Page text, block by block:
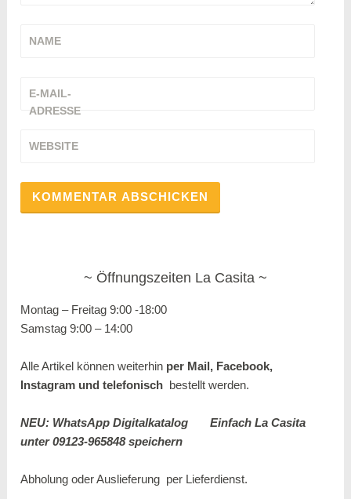
NAME
E-MAIL-
ADRESSE
WEBSITE
Öffnungszeiten La Casita
Montag – Freitag 9:00 -18:00
Samstag 9:00 – 14:00
Alle Artikel können weiterhin per Mail, Facebook,
Instagram undtelefonisch bestellt werden.
NEU: WhatsApp Digitalkatalog
Einfach La Casita
unter 09123-965848 speichern
Abholung oder Auslieferung per Lieferdienst.